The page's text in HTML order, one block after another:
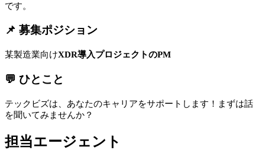
です。
📌 募集ポジション
某製造業向けXDR導入プロジェクトのPM
💬 ひとこと
テックビズは、あなたのキャリアをサポートします！まずは話
を聞いてみませんか？
担当エージェント